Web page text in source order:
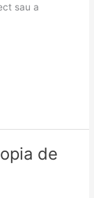
sau a
de